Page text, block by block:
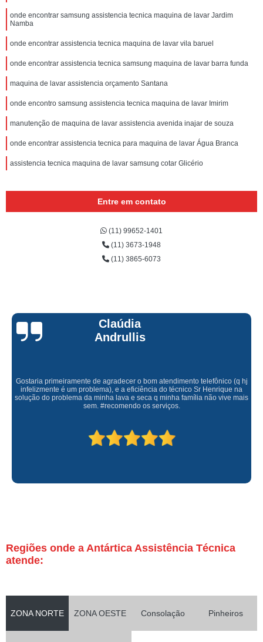
onde encontrar samsung assistencia tecnica maquina de lavar Jardim
Namba
onde encontrar assistencia tecnica maquina de lavar vila baruel
onde encontrar assistencia tecnica samsung maquina de lavar barra funda
maquina de lavar assistencia orçamento Santana
onde encontro samsung assistencia tecnica maquina de lavar Imirim
manutenção de maquina de lavar assistencia avenida inajar de souza
onde encontrar assistencia tecnica para maquina de lavar Água Branca
assistencia tecnica maquina de lavar samsung cotar Glicério
Entre em contato
(11) 99652-1401
(11) 3673-1948
(11) 3865-6073
Claúdia
Andrullis
Gostaria primeiramente de agradecer o bom atendimento telefônico (q hj
infelizmente é um problema), e a eficiência do técnico Sr Henrique na
solução do problema da minha lava e seca q minha família não vive mais
sem. #recomendo os serviços.
Regiões onde a Antártica Assistência Técnica
atende:
ZONA NORTE ZONA OESTE Consolação Pinheiros